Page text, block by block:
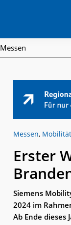
Messen
Messen, Mobilität
Erster
Siemens
2024 im
Ab Ende